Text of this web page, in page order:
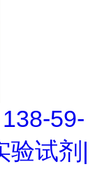
59-
验试剂|